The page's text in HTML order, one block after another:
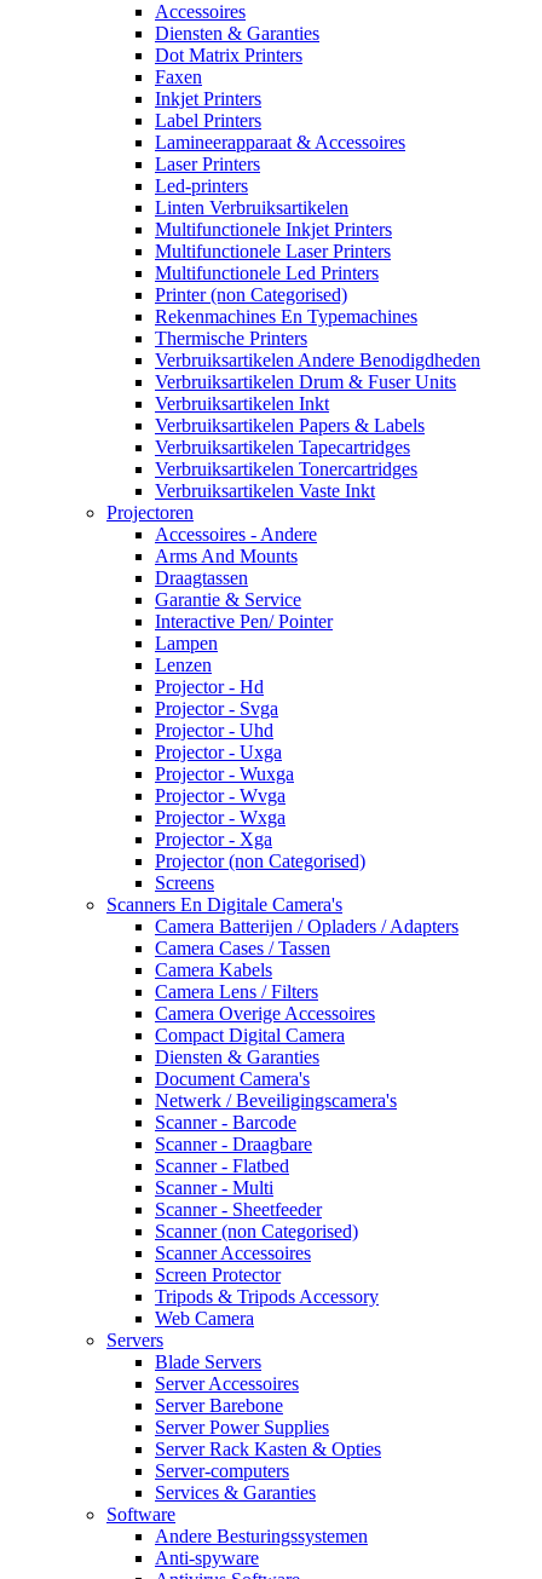
Accessoires
Diensten & Garanties
Dot Matrix Printers
Faxen
Inkjet Printers
Label Printers
Lamineerapparaat & Accessoires
Laser Printers
Led-printers
Linten Verbruiksartikelen
Multifunctionele Inkjet Printers
Multifunctionele Laser Printers
Multifunctionele Led Printers
Printer (non Categorised)
Rekenmachines En Typemachines
Thermische Printers
Verbruiksartikelen Andere Benodigdheden
Verbruiksartikelen Drum & Fuser Units
Verbruiksartikelen Inkt
Verbruiksartikelen Papers & Labels
Verbruiksartikelen Tapecartridges
Verbruiksartikelen Tonercartridges
Verbruiksartikelen Vaste Inkt
Projectoren
Accessoires - Andere
Arms And Mounts
Draagtassen
Garantie & Service
Interactive Pen/ Pointer
Lampen
Lenzen
Projector - Hd
Projector - Svga
Projector - Uhd
Projector - Uxga
Projector - Wuxga
Projector - Wvga
Projector - Wxga
Projector - Xga
Projector (non Categorised)
Screens
Scanners En Digitale Camera's
Camera Batterijen / Opladers / Adapters
Camera Cases / Tassen
Camera Kabels
Camera Lens / Filters
Camera Overige Accessoires
Compact Digital Camera
Diensten & Garanties
Document Camera's
Netwerk / Beveiligingscamera's
Scanner - Barcode
Scanner - Draagbare
Scanner - Flatbed
Scanner - Multi
Scanner - Sheetfeeder
Scanner (non Categorised)
Scanner Accessoires
Screen Protector
Tripods & Tripods Accessory
Web Camera
Servers
Blade Servers
Server Accessoires
Server Barebone
Server Power Supplies
Server Rack Kasten & Opties
Server-computers
Services & Garanties
Software
Andere Besturingssystemen
Anti-spyware